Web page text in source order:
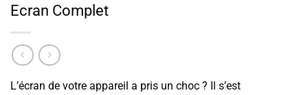
Ecran Complet
L’écran de votre appareil a pris un choc ? Il s’est